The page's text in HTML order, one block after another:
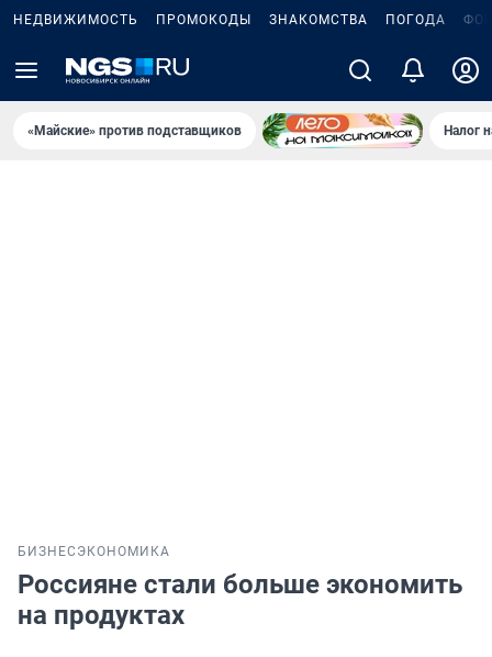
НЕДВИЖИМОСТЬ ПРОМОКОДЫ ЗНАКОМСТВА ПОГОДА
«Майские» против подставщиков Налог
БИЗНЕС ЭКОНОМИКА
Россияне стали больше экономить
на продуктах